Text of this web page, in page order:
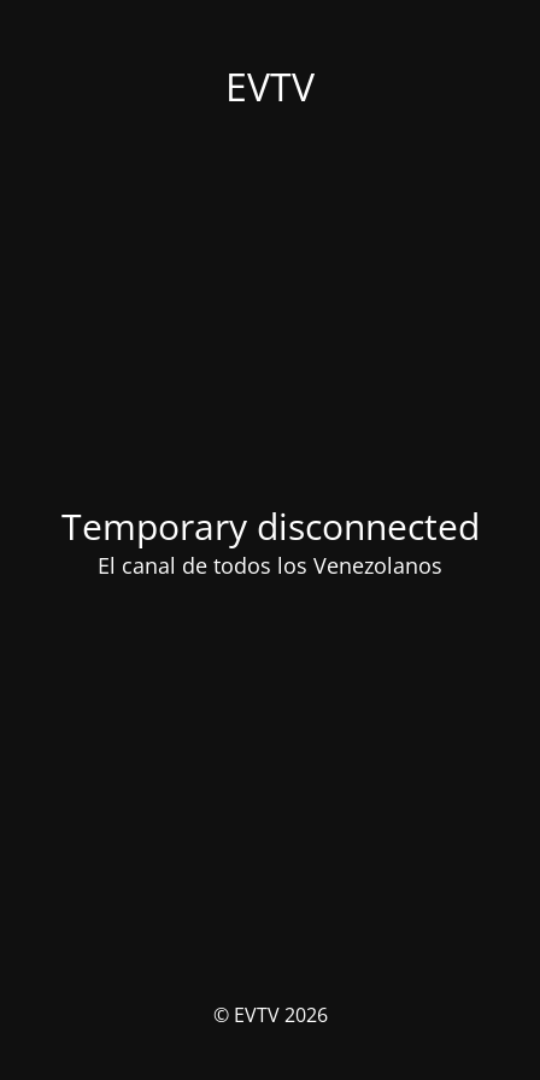
EVTV
Temporary disconnected
El canal de todos los Venezolanos
© EVTV 2026